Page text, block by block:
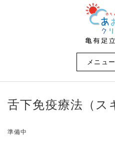
メニュ
舌下免疫療法（ス
準備中